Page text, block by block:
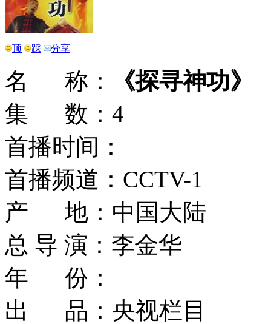
顶 踩 分享
名 称：
《探寻神功》
集 数：4
首播时间：
首播频道：CCTV-1
产 地：中国大陆
总 导 演：李金华
年 份：
出 品：央视栏目